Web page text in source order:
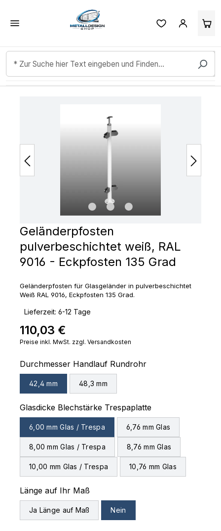
Zum Hauptinhalt springen
Geländerpfosten
pulverbeschichtet weiß, RAL
9016 - Eckpfosten 135 Grad
Geländerpfosten für Glasgeländer in pulverbeschichtet
Weiß RAL 9016, Eckpfosten 135 Grad.
Lieferzeit: 6-12 Tage
Regulärer Preis:
110,03 €
Preise inkl. MwSt. zzgl. Versandkosten
Durchmesser Handlauf Rundrohrauswählen
42,4 mm 48,3 mm
Glasdicke Blechstärke Trespaplatteauswählen
6,00 mm Glas / Trespa 6,76 mm Glas
8,00 mm Glas / Trespa 8,76 mm Glas
10,00 mm Glas / Trespa 10,76 mm Glas
Länge auf Ihr Maß
Ja Länge auf Maß Nein